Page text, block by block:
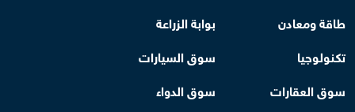
طاقة ومعادن
بوابة الزراعة
تكنولوجيا
سوق السيارات
سوق العقارات
سوق الدواء